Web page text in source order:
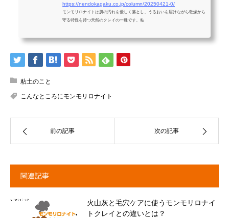
https://nendokagaku.co.jp/column/20250421-0/
モンモリロナイトは肌の汚れを優しく落とし、うるおいを届けながら乾燥から
守る特性を持つ天然のクレイの一種です。粘
粘土のこと
こんなところにモンモリロナイト
前の記事 次の記事
関連記事
火山灰と毛穴ケアに使うモンモリロナイ
トクレイとの違いとは？